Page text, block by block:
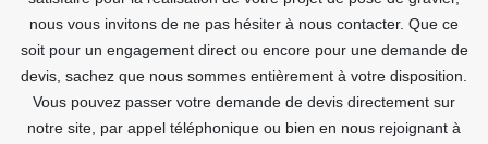
nous vous invitons de ne pas hésiter à nous contacter. Que ce
soit pour un engagement direct ou encore pour une demande de
devis, sachez que nous sommes entièrement à votre disposition.
Vous pouvez passer votre demande de devis directement sur
notre site, par appel téléphonique ou bien en nous rejoignant à